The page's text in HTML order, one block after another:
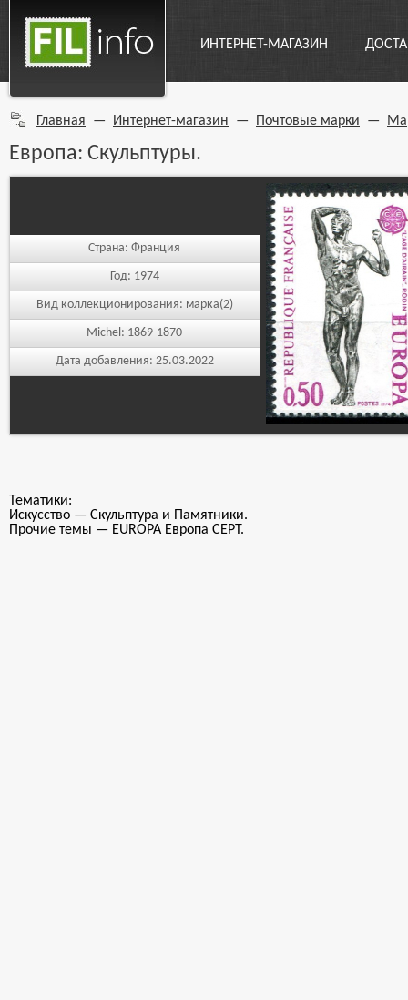
ИНТЕРНЕТ-МАГАЗИН
Главная — Интернет-магазин — Почтовые марки —
Европа: Скульптуры.
Страна:Франция
Год: 1974
Вид коллекционирования: марка(2)
Michel: 1869-1870
Дата добавления: 25.03.2022
Тематики:
Искусство — Скульптура и Памятники.
Прочие темы — EUROPA Европа CEPT.